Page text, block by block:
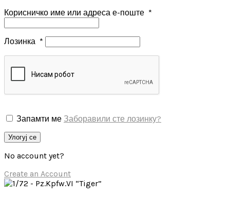
Корисничко име или адреса е-поште *
Лозинка *
Запамти ме Заборавили сте лозинку?
Улогуј се
No account yet?
Create an Account